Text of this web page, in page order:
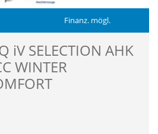
Finanz. mögl.
iV SELECTION AHK
WINTER